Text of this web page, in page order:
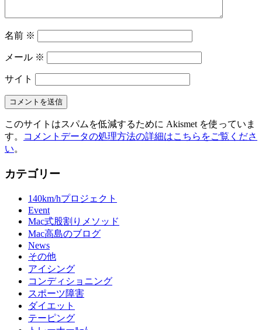
名前 ※
メール ※
サイト
このサイトはスパムを低減するために Akismet を使っていま
す。
コメントデータの処理方法の詳細はこちらをご覧くださ
い。
カテゴリー
140km/hプロジェクト
Event
Mac式股割りメソッド
Mac高島のブログ
News
その他
アイシング
コンディショニング
スポーツ障害
ダイエット
テーピング